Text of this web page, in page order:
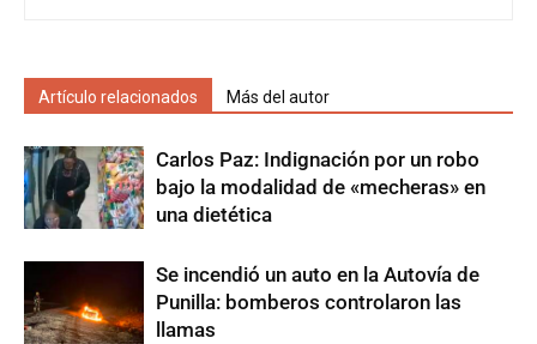
Artículo relacionados Más del autor
Carlos Paz: Indignación por un robo
bajo la modalidad de «mecheras» en
una dietética
Se incendió un auto en la Autovía de
Punilla: bomberos controlaron las
llamas